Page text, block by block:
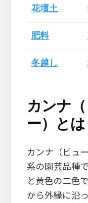
花壇土
肥料
冬越し
カンナ
ー）とは
カンナ（ビュ
系の園芸品種
と黄色の二色
から外縁に沿